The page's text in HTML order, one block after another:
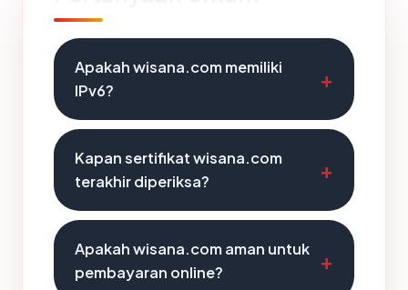
Apakah wisana.com memiliki
IPv6?
Kapan sertifikat wisana.com
terakhir diperiksa?
Apakah wisana.com aman untuk
pembayaran online?